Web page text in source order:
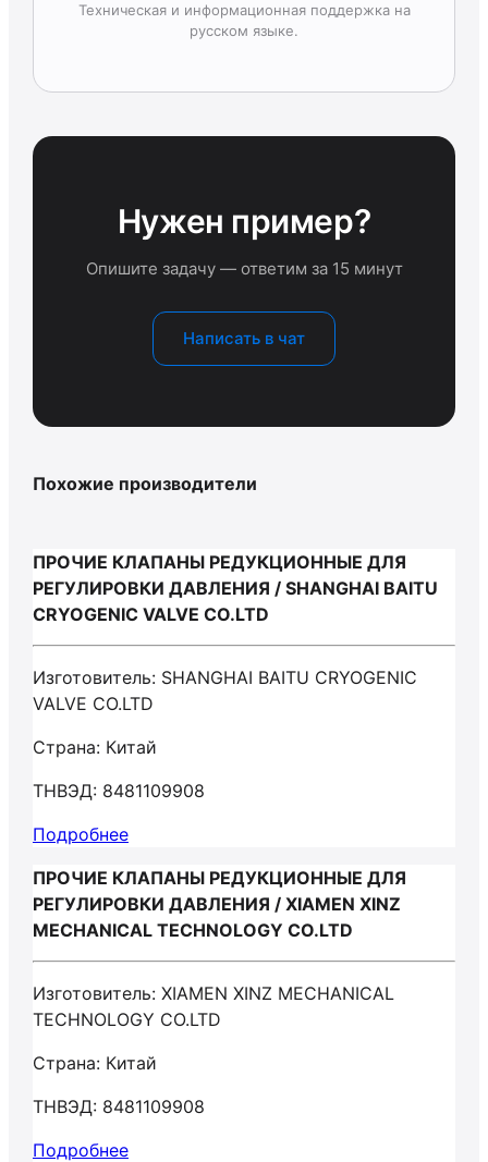
Техническая и информационная поддержка на
русском языке.
Нужен пример?
Опишите задачу — ответим за 15 минут
Написать в чат
Похожие производители
ПРОЧИЕ КЛАПАНЫ РЕДУКЦИОННЫЕ ДЛЯ
РЕГУЛИРОВКИ ДАВЛЕНИЯ / SHANGHAI BAITU
CRYOGENIC VALVE CO.LTD
Изготовитель: SHANGHAI BAITU CRYOGENIC
VALVE CO.LTD
Страна: Китай
ТНВЭД: 8481109908
Подробнее
ПРОЧИЕ КЛАПАНЫ РЕДУКЦИОННЫЕ ДЛЯ
РЕГУЛИРОВКИ ДАВЛЕНИЯ / XIAMEN XINZ
MECHANICAL TECHNOLOGY CO.LTD
Изготовитель: XIAMEN XINZ MECHANICAL
TECHNOLOGY CO.LTD
Страна: Китай
ТНВЭД: 8481109908
Подробнее